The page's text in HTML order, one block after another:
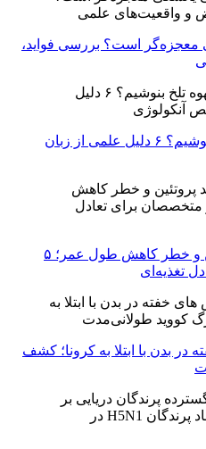
معجزه‌گر است؟ بررسی فواید،
چرا باید هر روز قهوه تلخ بنوشیم؟ ۶ دلیل علمی از زبان
مصرف بیش از حد پروتئین و خطر کاهش طول عمر؛ ۵
تغذیه‌ای
بدن با ابتلا به کرونا؛ کشف